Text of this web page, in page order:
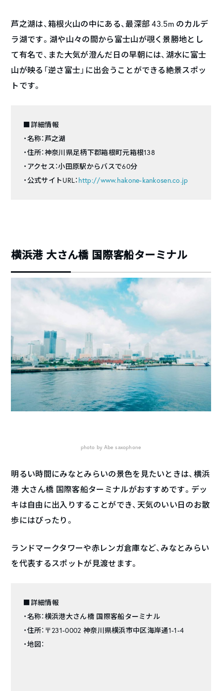
芦之湖は、箱根火山の中にある、最深部 43.5m のカルデ
ラ湖です。湖や山々の間から富士山が覗く景勝地とし
て有名で、また大気が澄んだ日の早朝には、湖水に富士
山が映る「逆さ富士」に出会うことができる絶景スポッ
トです。
■詳細情報
・名称：芦之湖
・住所：神奈川県足柄下郡箱根町元箱根138
・アクセス：小田原駅からバスで60分
・公式サイトURL： http://www.hakone-kankosen.co.jp
横浜港 大さん橋 国際客船ターミナル
photo by Abe saxophone
明るい時間にみなとみらいの景色を見たいときは、横浜
港 大さん橋 国際客船ターミナルがおすすめです。デッ
キは自由に出入りすることができ、天気のいい日のお散
歩にはぴったり。
ランドマークタワーや赤レンガ倉庫など、みなとみらい
を代表するスポットが見渡せます。
■詳細情報
・名称：横浜港大さん橋 国際客船ターミナル
・住所：〒231-0002 神奈川県横浜市中区海岸通1-1-4
・地図：